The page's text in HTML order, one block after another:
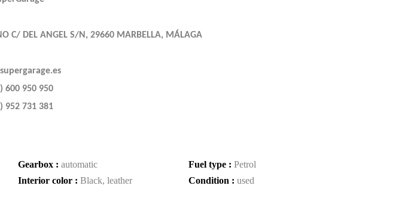
C/ DEL ANGEL S/N, 29660 MARBELLA, MÁLAGA
600 950 950
952 731 381
Gearbox : automatic Fuel type : Petrol
Interior color : Black, leather Condition : used